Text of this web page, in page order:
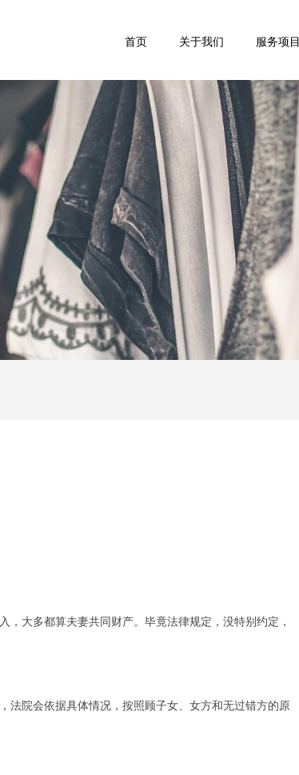
首页 关于我们 服务项目
大多都算夫妻共同财产。毕竟法律规定，没特别约定，
法院会依据具体情况，按照顾子女、女方和无过错方的原